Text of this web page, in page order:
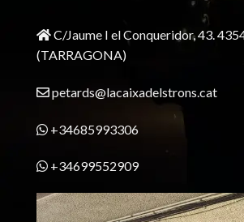
C/Jaume I el Conqueridor, 43.
(TARRAGONA)
petards@lacaixadelstrons.cat
+34685993306
+34699552909